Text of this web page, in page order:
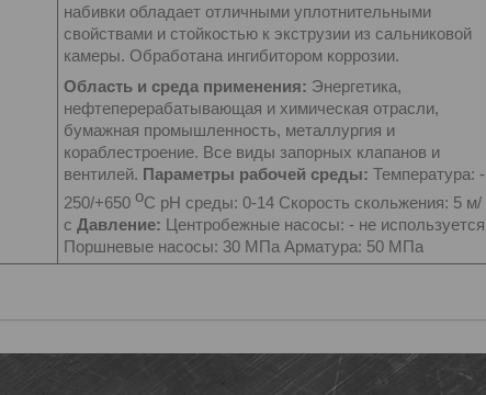
набивки обладает отличными уплотнительными
свойствами и стойкостью к экструзии из сальниковой
камеры. Обработана ингибитором коррозии.
Область и среда применения: Энергетика,
нефтеперерабатывающая и химическая отрасли,
бумажная промышленность, металлургия и
кораблестроение. Все виды запорных клапанов и
вентилей. Параметры рабочей среды: Температура: -
250/+650 оС рН среды: 0-14 Скорость скольжения: 5 м/
с Давление: Центробежные насосы: - не используется
Поршневые насосы: 30 МПа Арматура: 50 МПа